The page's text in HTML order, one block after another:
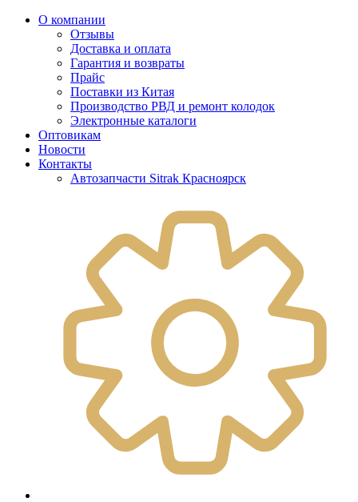
О компании
Отзывы
Доставка и оплата
Гарантия и возвраты
Прайс
Поставки из Китая
Производство РВД и ремонт колодок
Электронные каталоги
Оптовикам
Новости
Контакты
Автозапчасти Sitrak Красноярск